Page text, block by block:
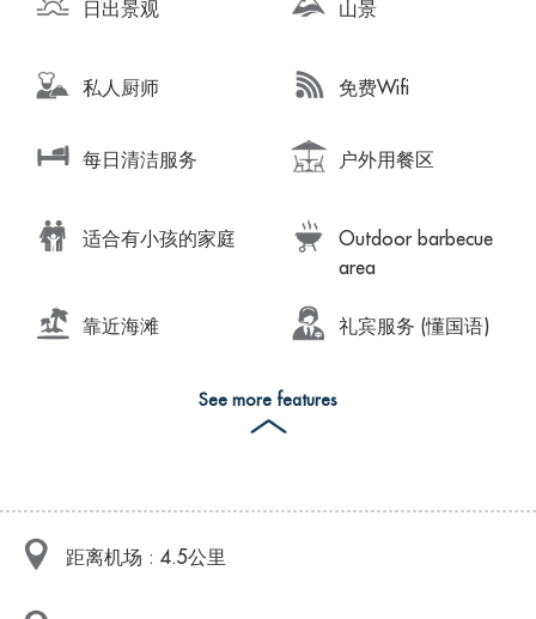
日出景观 山景
私人厨师 免费Wifi
每日清洁服务 户外用餐区
适合有小孩的家庭
Outdoor barbecue
area
靠近海滩 礼宾服务 (懂国语)
See more features
距离机场 : 4.5公里